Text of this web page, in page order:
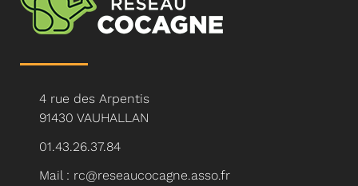
4 rue des Arpentis
91430 VAUHALLAN
01.43.26.37.84
Mail : rc@reseaucocagne.asso.fr